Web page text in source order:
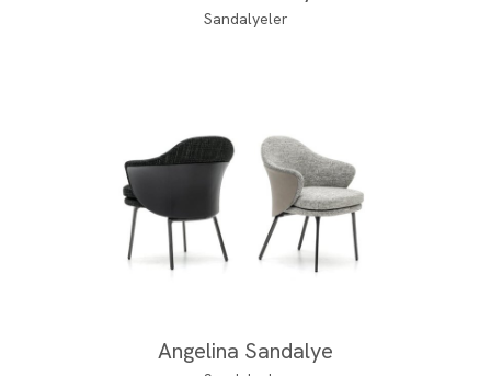
Sandalyeler
Angelina Sandalye